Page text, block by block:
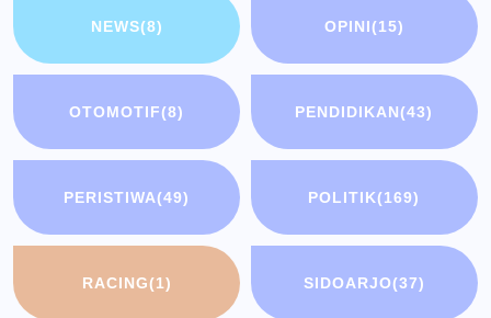
NEWS(8) OPINI(15)
OTOMOTIF(8) PENDIDIKAN(43)
PERISTIWA(49) POLITIK(169)
RACING(1) SIDOARJO(37)